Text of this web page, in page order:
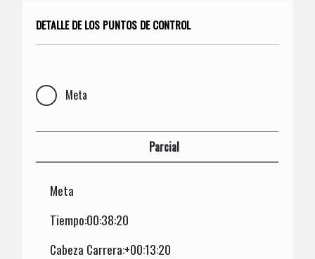
DETALLE DE LOS PUNTOS DE CONTROL
Meta
Parcial
Meta
Tiempo:00:38:20
Cabeza Carrera:+00:13:20